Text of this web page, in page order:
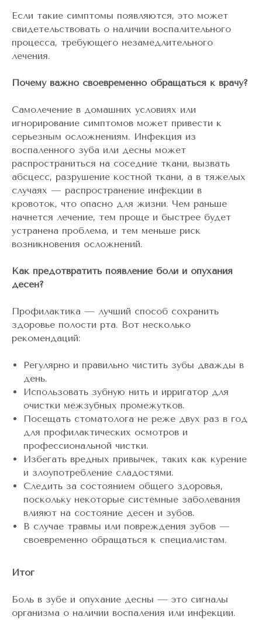
Если такие симптомы появляются, это может
свидетельствовать о наличии воспалительного
процесса, требующего незамедлительного
лечения.
Почему важно своевременно обращаться к врачу?
Самолечение в домашних условиях или
игнорирование симптомов может привести к
серьезным осложнениям. Инфекция из
воспаленного зуба или десны может
распространиться на соседние ткани, вызвать
абсцесс, разрушение костной ткани, а в тяжелых
случаях — распространение инфекции в
кровоток, что опасно для жизни. Чем раньше
начнется лечение, тем проще и быстрее будет
устранена проблема, и тем меньше риск
возникновения осложнений.
Как предотвратить появление боли и опухания
десен?
Профилактика — лучший способ сохранить
здоровье полости рта. Вот несколько
рекомендаций:
Регулярно и правильно чистить зубы дважды в
день.
Использовать зубную нить и ирригатор для
очистки межзубных промежутков.
Посещать стоматолога не реже двух раз в год
для профилактических осмотров и
профессиональной чистки.
Избегать вредных привычек, таких как курение
и злоупотребление сладостями.
Следить за состоянием общего здоровья,
поскольку некоторые системные заболевания
влияют на состояние десен и зубов.
В случае травмы или повреждения зубов —
своевременно обращаться к специалистам.
Итог
Боль в зубе и опухание десны — это сигналы
организма о наличии воспаления или инфекции.